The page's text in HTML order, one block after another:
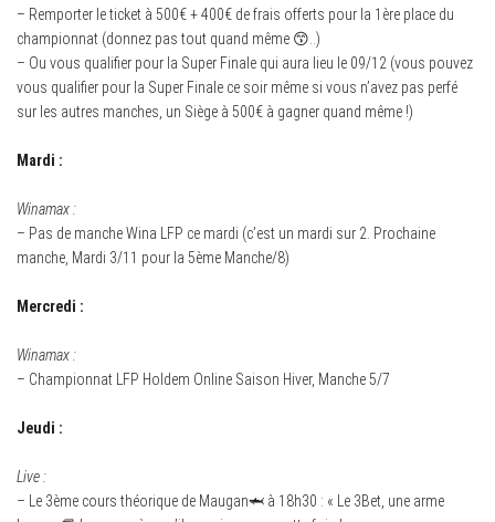
– Remporter le ticket à 500€ + 400€ de frais offerts pour la 1ère place du
championnat (donnez pas tout quand même 😙..)
– Ou vous qualifier pour la Super Finale qui aura lieu le 09/12 (vous pouvez
vous qualifier pour la Super Finale ce soir même si vous n’avez pas perfé
sur les autres manches, un Siège à 500€ à gagner quand même !)
Mardi :
Winamax :
– Pas de manche Wina LFP ce mardi (c’est un mardi sur 2. Prochaine
manche, Mardi 3/11 pour la 5ème Manche/8)
Mercredi :
Winamax :
– Championnat LFP Holdem Online Saison Hiver, Manche 5/7
Jeudi :
Live :
– Le 3ème cours théorique de Maugan🦈 à 18h30 : « Le 3Bet, une arme